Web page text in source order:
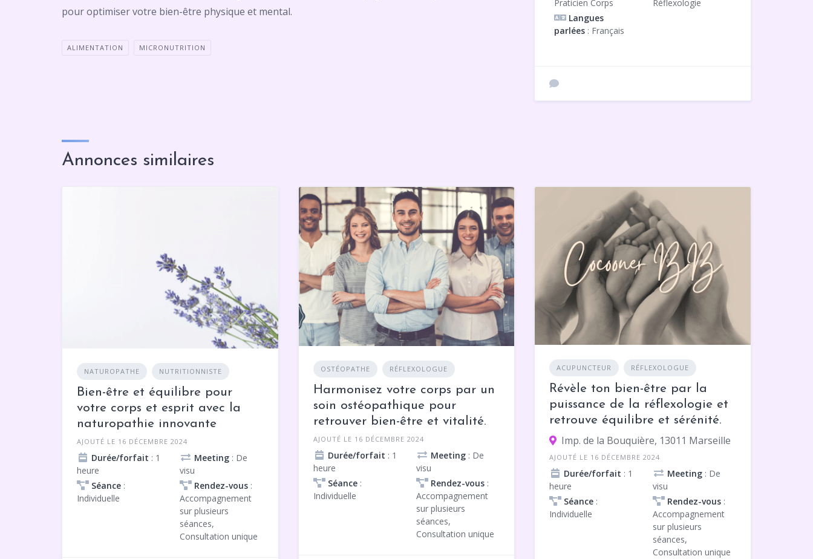
pour optimiser votre bien-être physique et mental.
ALIMENTATION MICRONUTRITION
Praticien Corps
Réflexologie
Langues
parlées : Français
Annonces similaires
NATUROPATHE NUTRITIONNISTE
Bien-être et équilibre pour
votre corps et esprit avec la
naturopathie innovante
AJOUTÉ LE 16 DÉCEMBRE 2024
Durée/forfait : 1
heure
Meeting : De
visu
Séance :
Individuelle
Rendez-vous :
Accompagnement
sur plusieurs
séances,
Consultation unique
OSTÉOPATHE RÉFLEXOLOGUE
Harmonisez votre corps par un
soin ostéopathique pour
retrouver bien-être et vitalité.
AJOUTÉ LE 16 DÉCEMBRE 2024
Durée/forfait : 1
heure
Meeting: De
visu
Séance:
Individuelle
Rendez-vous:
Accompagnement
sur plusieurs
séances,
Consultation unique
ACUPUNCTEUR RÉFLEXOLOGUE
Révèle ton bien-être par la
puissance de la réflexologie et
retrouve équilibre et sérénité.
Imp. de la Bouquière, 13011 Marseille
AJOUTÉ LE 16 DÉCEMBRE 2024
Durée/forfait : 1
heure
Meeting: De
visu
Séance :
Individuelle
Rendez-vous:
Accompagnement
sur plusieurs
séances,
Consultation unique